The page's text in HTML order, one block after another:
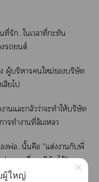
รัก...ใเาที่ะทัน
รถยนต์
ผู้บริหารใหม่บริษัท
สียไ
าแะกลัวว่าะทำให้บริษัท
ทำาที่ล้มเ
พ่อ...นั้นคือ "แต่งากับพี่
วยหนูเรื่องบริษัทได้"
ผู้ใหญ่
×